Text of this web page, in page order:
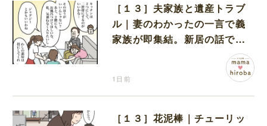
［１３］夫家族と遺産トラブ
ル｜妻のわかったの一言で義
家族が即集結。新居の話で盛
り上がる義家族を置いて実家
1日前
［１３］花泥棒｜チューリッ